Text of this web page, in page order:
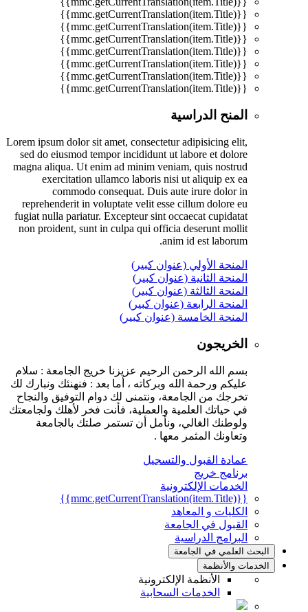
{{mmc.getCurrentTranslation(item.Title)}}
{{mmc.getCurrentTranslation(item.Title)}}
{{mmc.getCurrentTranslation(item.Title)}}
{{mmc.getCurrentTranslation(item.Title)}}
{{mmc.getCurrentTranslation(item.Title)}}
{{mmc.getCurrentTranslation(item.Title)}}
{{mmc.getCurrentTranslation(item.Title)}}
المنح الدراسية
Lorem ipsum dolor sit amet, consectetur adipisicing elit,
sed do eiusmod tempor incididunt ut labore et dolore
magna aliqua. Ut enim ad minim veniam, quis nostrud
exercitation ullamco laboris nisi ut aliquip ex ea
commodo consequat. Duis aute irure dolor in
reprehenderit in voluptate velit esse cillum dolore eu
fugiat nulla pariatur. Excepteur sint occaecat cupidatat
non proident, sunt in culpa qui officia deserunt mollit
anim id est laborum.
المنحة الأولي (عنوان كبير)
المنحة الثانية (عنوان كبير)
المنحة الثالثة (عنوان كبير)
المنحة الرابعة (عنوان كبير)
المنحة الخامسة (عنوان كبير)
الخريجون
بسم الله الرحمن الرحيم عزيزنا خريج الجامعة : سلام
عليكم ورحمة الله وبركاته ، أما بعد : فنهنئك ونبارك لك
تخرجك من الجامعة، ونتمنى لك دوام التوفيق والنجاح
في حياتك العلمية والعملية، فأنت فخر لأهلك ولجامعتك
ولوطنك الغالي، ونأمل أن تستمر صلتك بالجامعة
وتعاونك المثمر معها .
عمادة القبول والتسجيل
برنامج خريج
الخدمات الإلكترونية
{{mmc.getCurrentTranslation(item.Title)}}
الكليات و المعاهد
القبول في الجامعة
البرامج الدراسية
البحث العلمي في الجامعة
الخدمات والأنظمة
الأنظمة الإلكترونية
الخدمات السحابية